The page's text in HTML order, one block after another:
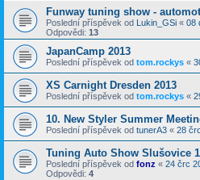
Funway tuning show -
Poslední příspěvek od Lukin_GSi « 08
Odpovědi: 13
JapanCamp 2013
Poslední příspěvek od tom.rockys «
XS Carnight Dresden 2013
Poslední příspěvek od tom.rockys «
10. New Styler Summer
Poslední příspěvek od tunerA3 « 28
Tuning Auto Show Slušovice
Poslední příspěvek od fonz « 24 črc
Odpovědi: 4